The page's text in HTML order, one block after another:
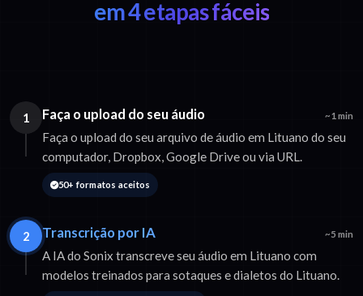
em 4 etapas fáceis
1 Faça o upload do seu áudio ~1 min
Faça o upload do seu arquivo de áudio em Lituano do seu
computador, Dropbox, Google Drive ou via URL.
50+ formatos aceitos
2 Transcrição por IA ~5 min
A IA do Sonix transcreve seu áudio em Lituano com
modelos treinados para sotaques e dialetos do Lituano.